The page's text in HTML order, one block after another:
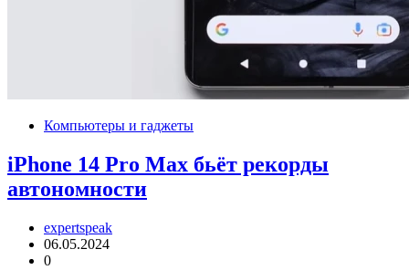
Компьютеры и гаджеты
iPhone 14 Pro Max бьёт рекорды
автономности
expertspeak
06.05.2024
0